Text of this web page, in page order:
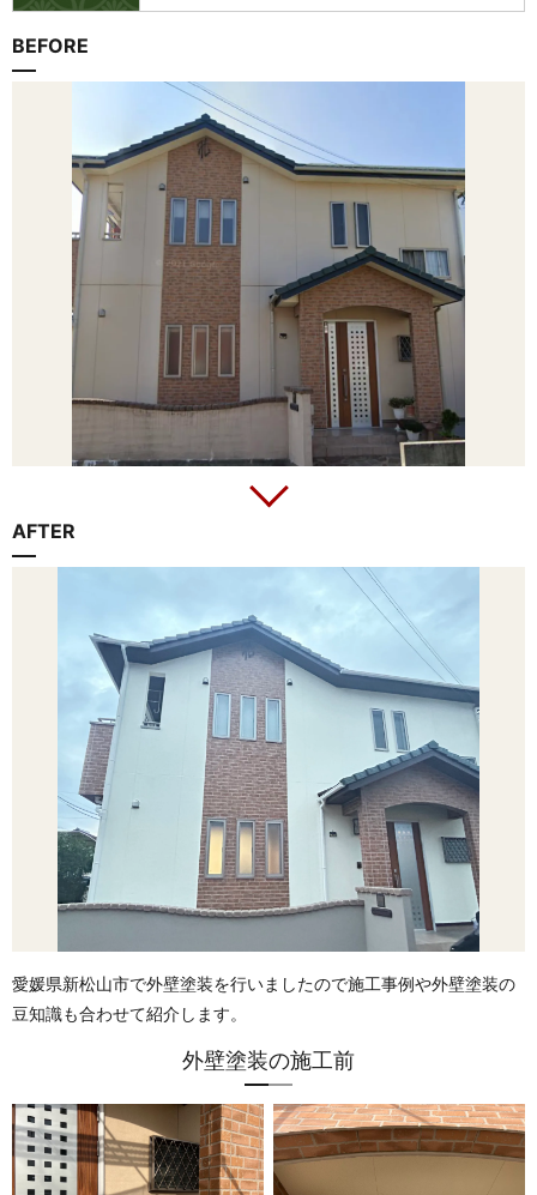
BEFORE
AFTER
愛媛県新松山市で外壁塗装を行いましたので施工事例や外壁塗装の
豆知識も合わせて紹介します。
外壁塗装の施工前